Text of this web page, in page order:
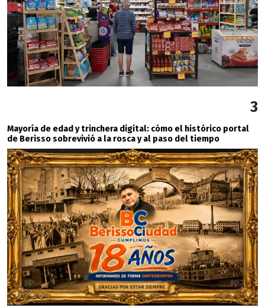
3
Mayoría de edad y trinchera digital: cómo el histórico portal
de Berisso sobrevivió a la rosca y al paso del tiempo